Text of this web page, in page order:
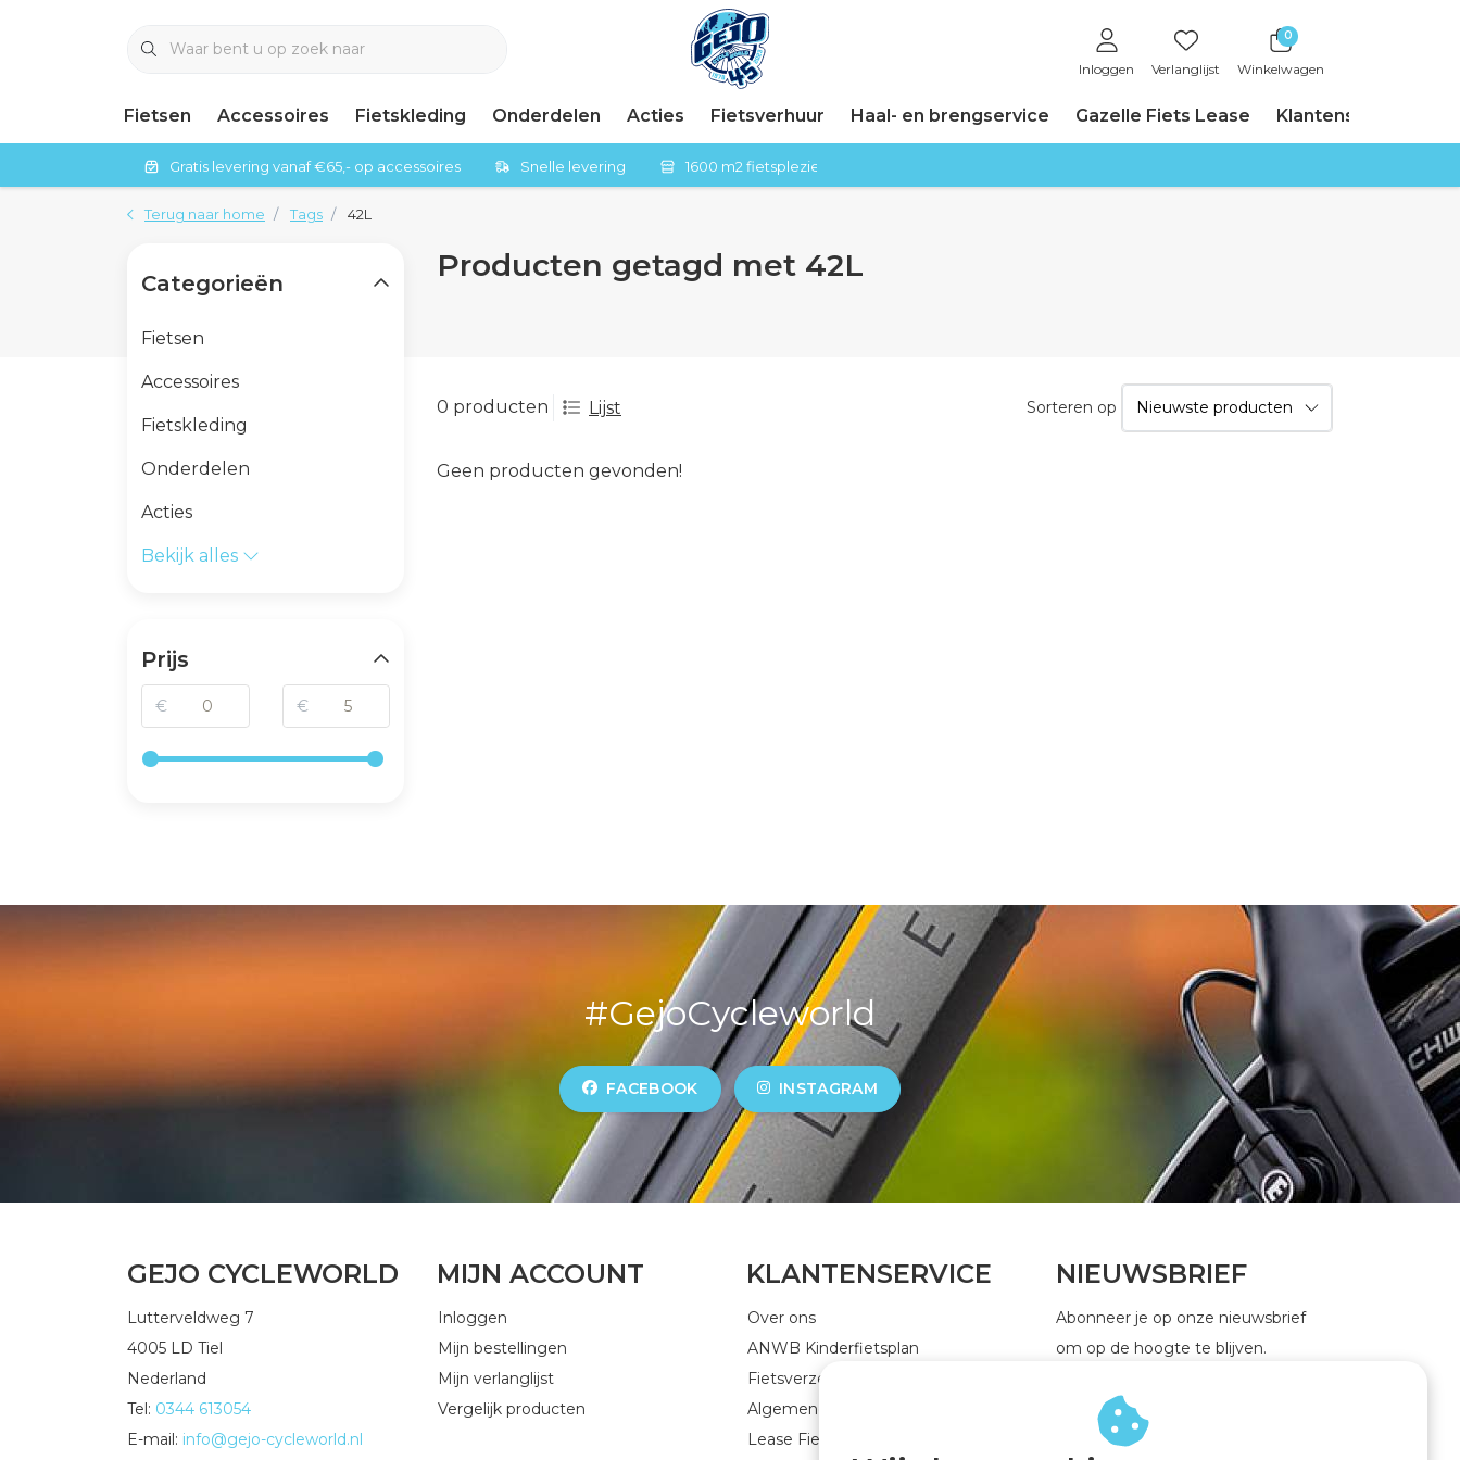
Inloggen Verlanglijst
0
Winkelwagen
Fietsen Accessoires Fietskleding Onderdelen Acties Fietsverhuur Haal- en brengservice Gazelle Fiets Lease Klantenservice
Gratis levering vanaf €65,- op accessoires Snelle levering 1600 m2 fietsplezier in Tiel
Terug naar home Tags 42L
Producten getagd met 42L
0 producten Lijst Sorteren op
Geen producten gevonden!
Categorieën
Fietsen
Accessoires
Fietskleding
Onderdelen
Acties
Bekijk alles
Prijs
€ €
#GejoCycleworld
FACEBOOK INSTAGRAM
GEJO CYCLEWORLD
Lutterveldweg 7
4005 LD Tiel
Nederland
Tel: 0344 613054
E-mail: info@gejo-cycleworld.nl
MIJN ACCOUNT
Inloggen
Mijn bestellingen
Mijn verlanglijst
Vergelijk producten
KLANTENSERVICE
Over ons
ANWB Kinderfietsplan
Fietsverzekering
Algemene voorwaarden
Lease Fiets
NIEUWSBRIEF
Abonneer je op onze nieuwsbrief
om op de hoogte te blijven.